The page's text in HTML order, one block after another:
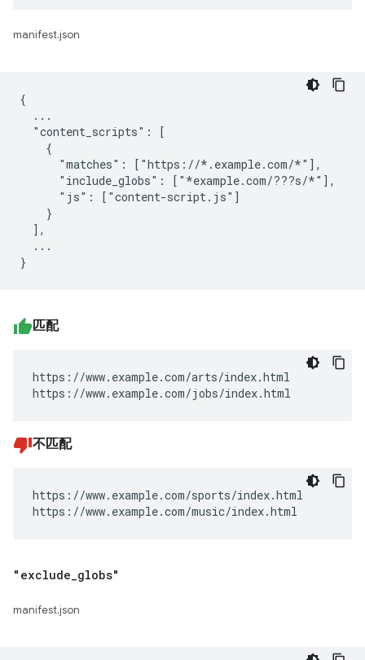
manifest.json
{
  ...
  "content_scripts": [
    {
      "matches": ["https://*.example.com/*"],
      "include_globs": ["*example.com/???s/*"],
      "js": ["content-script.js"]
    }
  ],
  ...
匹配
https://www.example.com/arts/index.html
https://www.example.com/jobs/index.html
不匹配
https://www.example.com/sports/index.html
https://www.example.com/music/index.html
"exclude globs"
manifest.json